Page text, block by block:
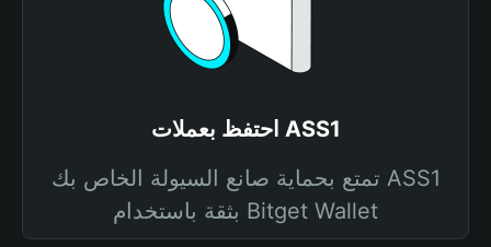
احتفظ بعملات ASS1
تمتع بحماية صانع السيولة الخاص بك ASS1
بثقة باستخدام Bitget Wallet